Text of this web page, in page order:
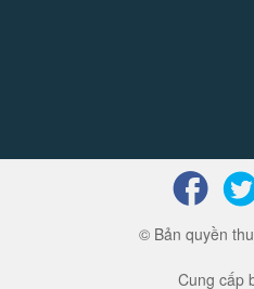
© Bản quyền
Cung cấp